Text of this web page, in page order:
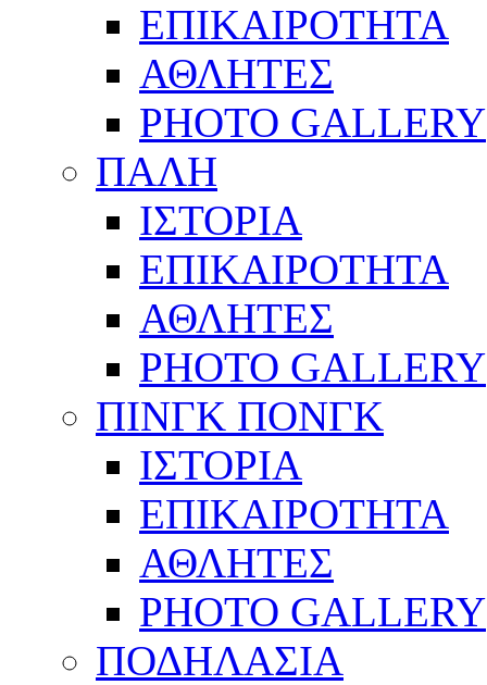
ΕΠΙΚΑΙΡΟΤΗΤΑ
ΑΘΛΗΤΕΣ
PHOTO GALLERY
ΠΑΛΗ
ΙΣΤΟΡΙΑ
ΕΠΙΚΑΙΡΟΤΗΤΑ
ΑΘΛΗΤΕΣ
PHOTO GALLERY
ΠΙΝΓΚ ΠΟΝΓΚ
ΙΣΤΟΡΙΑ
ΕΠΙΚΑΙΡΟΤΗΤΑ
ΑΘΛΗΤΕΣ
PHOTO GALLERY
ΠΟΔΗΛΑΣΙΑ